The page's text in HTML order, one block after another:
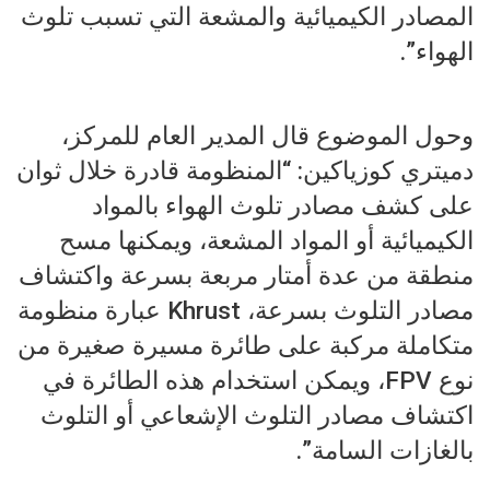
المصادر الكيميائية والمشعة التي تسبب تلوث
الهواء”.
وحول الموضوع قال المدير العام للمركز،
دميتري كوزياكين: “المنظومة قادرة خلال ثوان
على كشف مصادر تلوث الهواء بالمواد
الكيميائية أو المواد المشعة، ويمكنها مسح
منطقة من عدة أمتار مربعة بسرعة واكتشاف
مصادر التلوث بسرعة، Khrust عبارة منظومة
متكاملة مركبة على طائرة مسيرة صغيرة من
نوع FPV، ويمكن استخدام هذه الطائرة في
اكتشاف مصادر التلوث الإشعاعي أو التلوث
بالغازات السامة”.